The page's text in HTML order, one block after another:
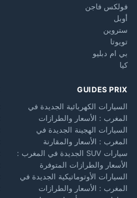
فولكس فاجن
أوبل
ستروين
تويوتا
بي ام دبليو
كيا
GUIDES PRIX
السيارات الكهربائية الجديدة في
المغرب : الأسعار والطرازات
السيارات الهجينة الجديدة في
المغرب : الأسعار والمقارنة
سيارات SUV الجديدة في المغرب :
الأسعار والطرازات المتوفرة
السيارات الأوتوماتيكية الجديدة في
المغرب : الأسعار والطرازات